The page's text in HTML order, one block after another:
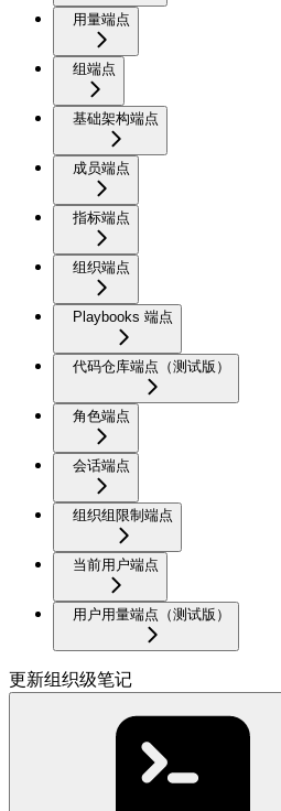
用量端点
组端点
基础架构端点
成员端点
指标端点
组织端点
Playbooks 端点
代码仓库端点（测试版）
角色端点
会话端点
组织组限制端点
当前用户端点
用户用量端点（测试版）
更新组织级笔记